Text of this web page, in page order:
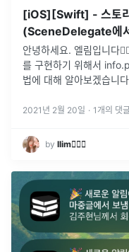
[iOS][Swift] - 스토리
(SceneDelegate에
안녕하세요. 엘림입니다
를 구현하기 위해서
법에 대해 알아보겠습니
2021년 2월 20일 · 1 개의 댓
by llim🧚🏻‍♀️